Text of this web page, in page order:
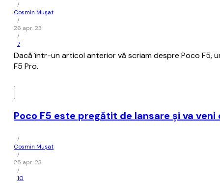
/
Cosmin Mușat
/
26 apr. 23
/
7
Dacă într-un articol anterior vă scriam despre Poco F5,
F5 Pro.
Poco F5 este pregătit de lansare şi va
/
Cosmin Mușat
/
25 apr. 23
/
10